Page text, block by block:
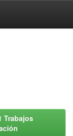
Trabajos